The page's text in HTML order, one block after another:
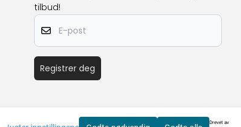
tilbud!
E-post
Registrer deg
Drevet av